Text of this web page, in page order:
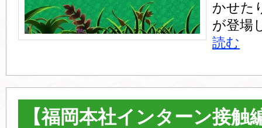
かせた
が登場
読む
【福岡本社インターン接触